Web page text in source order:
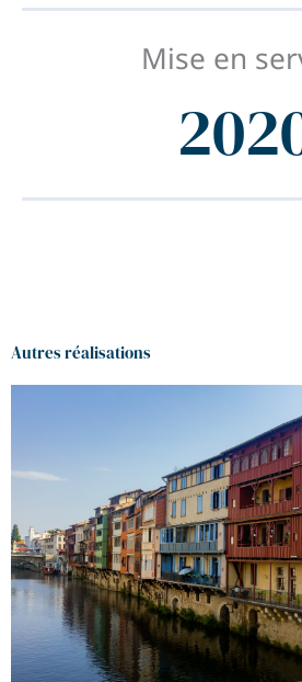
Mise en
Autres réalisations